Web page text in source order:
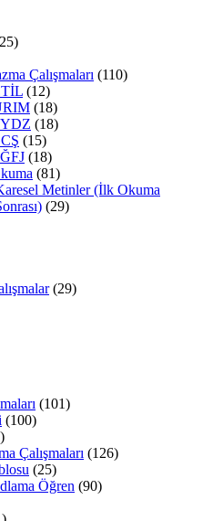
Çalışmaları (110)
(12)
(18)
(18)
(15)
(18)
(81)
Metinler (İlk Okuma
(29)
(29)
(101)
(100)
Çalışmaları (126)
(25)
Öğren (90)